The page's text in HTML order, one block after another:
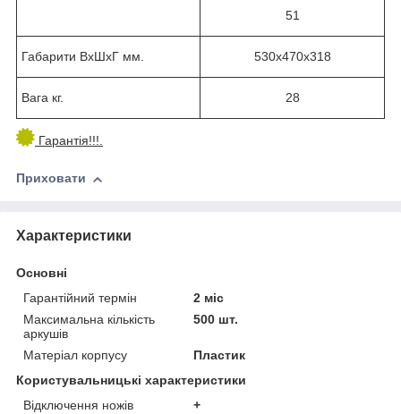
51
Габарити ВхШхГ мм. 530х470х318
Вага кг. 28
Гарантія!!!.
Приховати
Характеристики
Основні
Гарантійний термін
2 міс
Максимальна кількість
аркушів
500 шт.
Матеріал корпусу
Пластик
Користувальницькі характеристики
Відключення ножів
+